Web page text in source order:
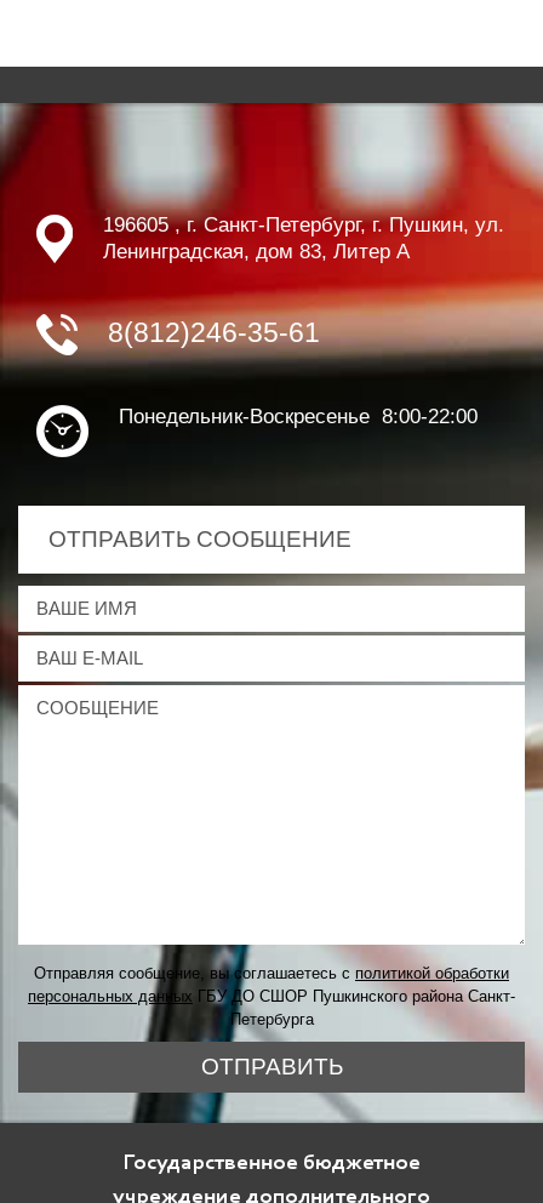
196605 , г. Санкт-Петербург, г. Пушкин, ул.
Ленинградская, дом 83, Литер А
8(812)246-35-61
Понедельник-Воскресенье 8:00-22:00
ОТПРАВИТЬ СООБЩЕНИЕ
Отправляя сообщение, вы соглашаетесь с политикой обработки
персональных данных ГБУ ДО СШОР Пушкинского района Санкт-
Петербурга
ОТПРАВИТЬ
Государственное бюджетное
учреждение дополнительного